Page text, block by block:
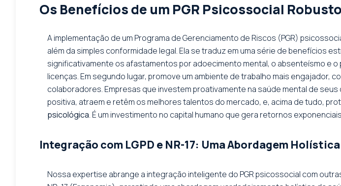
Os Benefícios de um PGR Psicossocial
A implementação de um Programa de Gerenciamento de Riscos (PGR)
além da simples conformidade legal. Ela se traduz em uma série de benefícios
significativamente os afastamentos por adoecimento mental, o absenteísmo e
licenças. Em segundo lugar, promove um ambiente de trabalho mais
colaboradores. Empresas que investem proativamente na saúde mental de
positiva, atraem e retêm os melhores talentos do mercado, e, acima de tudo,
psicológica. É um investimento no capital humano que gera retornos
Integração com LGPD e NR-17: Uma Abordagem
Nossa expertise abrange a integração inteligente do PGR psicossocial com